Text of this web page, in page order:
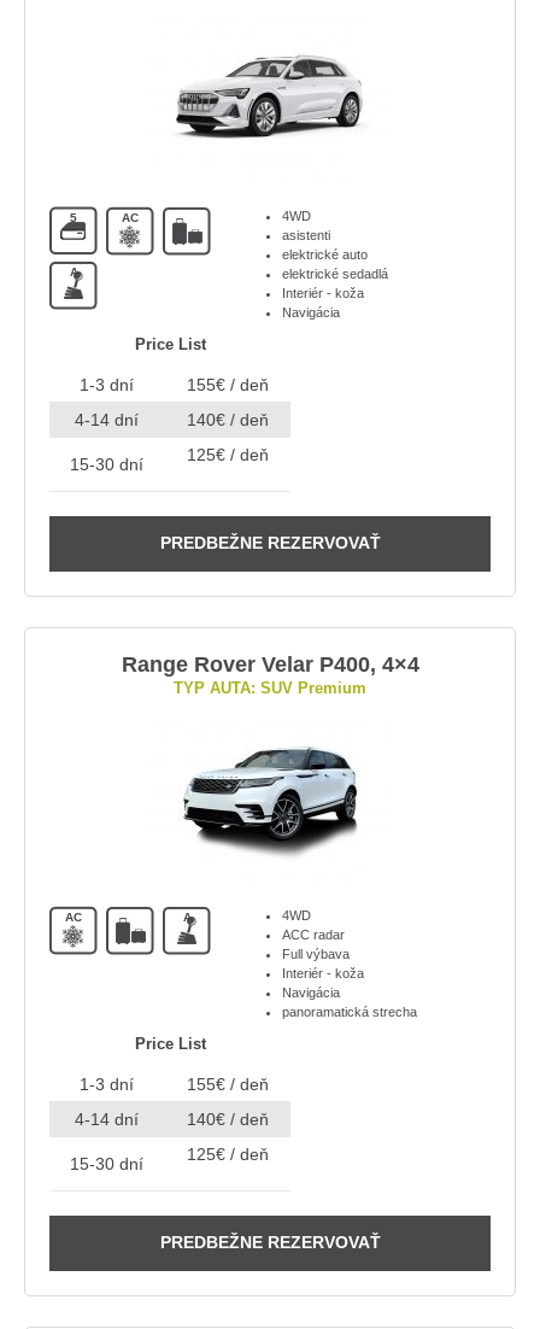
5 AC
A
4WD
asistenti
elektrické auto
elektrické sedadlá
Interiér - koža
Navigácia
Price List
1-3 dní
155€ / deň
4-14 dní
140€ / deň
15-30 dní 125€ / deň
PREDBEŽNE REZERVOVAŤ
Range Rover Velar P400, 4×4
TYP AUTA: SUV Premium
AC A
4WD
ACC radar
Full výbava
Interiér - koža
Navigácia
panoramatická strecha
Price List
1-3 dní
155€ / deň
4-14 dní
140€ / deň
15-30 dní 125€ / deň
PREDBEŽNE REZERVOVAŤ